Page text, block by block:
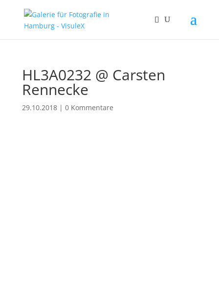
HL3A0232 @ Carsten
Rennecke
29.10.2018| 0 Kommentare